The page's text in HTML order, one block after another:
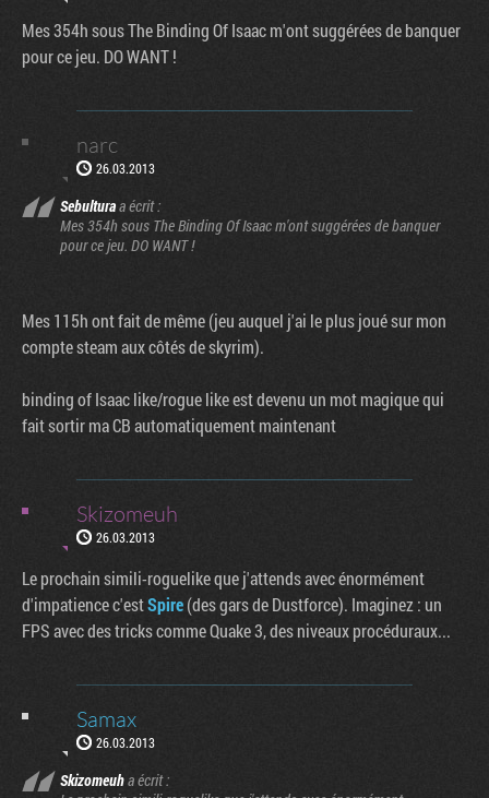
Mes 354h sous The Binding Of Isaac m'ont suggérées de banquer
pour ce jeu. DO WANT !
narc
26.03.2013
Sebulturaa écrit :
Mes 354h sous The Binding Of Isaac m'ont suggérées de banquer
pour ce jeu. DO WANT !
Mes 115h ont fait de même (jeu auquel j'ai le plus joué sur mon
compte steam aux côtés de skyrim).
binding of Isaac like/rogue like est devenu un mot magique qui
fait sortir ma CB automatiquement maintenant
Skizomeuh
26.03.2013
Le prochain simili-roguelike que j'attends avec énormément
d'impatience c'estSpire(des gars de Dustforce). Imaginez : un
FPS avec des tricks comme Quake 3, des niveaux procéduraux...
Samax
26.03.2013
Skizomeuha écrit :